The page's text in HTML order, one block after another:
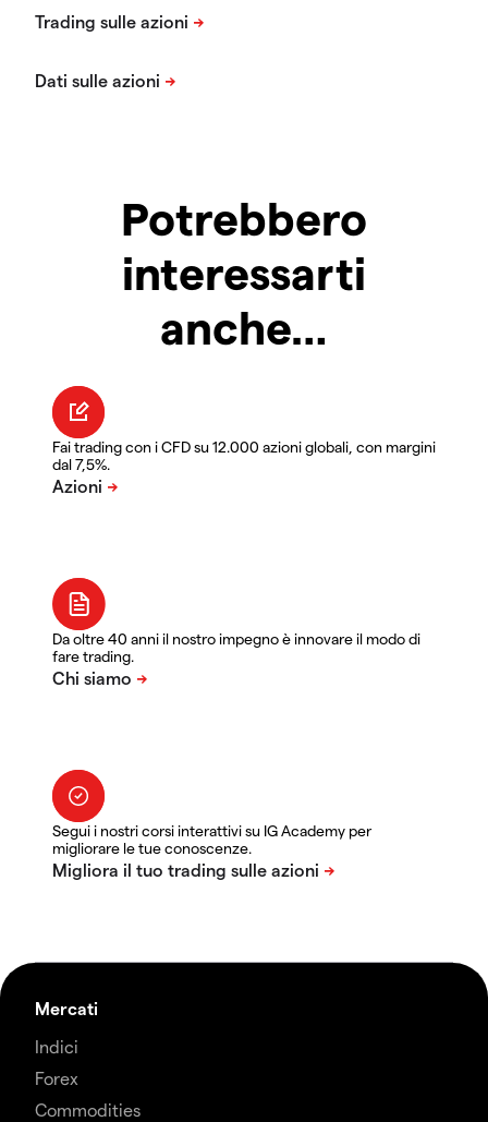
Potrebbero
interessarti
anche…
Fai trading con i CFD su 12.000 azioni globali, con margini
dal 7,5%.
Da oltre 40 anni il nostro impegno è innovare il modo di
fare trading.
Segui i nostri corsi interattivi su IG Academy per
migliorare le tue conoscenze.
Mercati
Indici
Forex
Commodities